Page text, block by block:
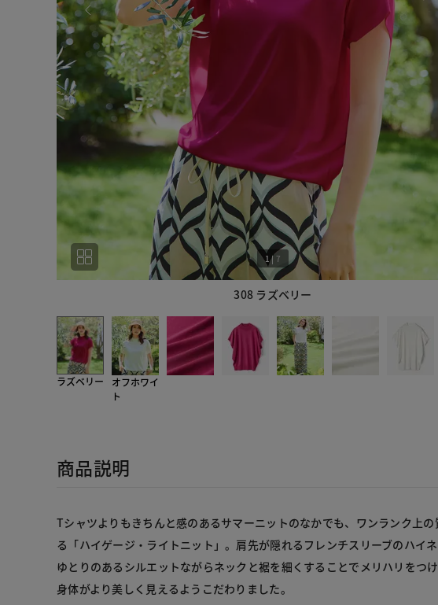
308 ラズベリー
1 | 7
ラズベリー
オフホワイ
ト
商品説明
Tシャツよりもきちんと感のあるサマーニットのなかでも、ワンランク上の
る「ハイゲージ・ライトニット」。肩先が隠れるフレンチスリーブのハイネ
ゆとりのあるシルエットながらネックと裾を細くすることでメリハリをつ
身体がより美しく見えるようこだわりました。